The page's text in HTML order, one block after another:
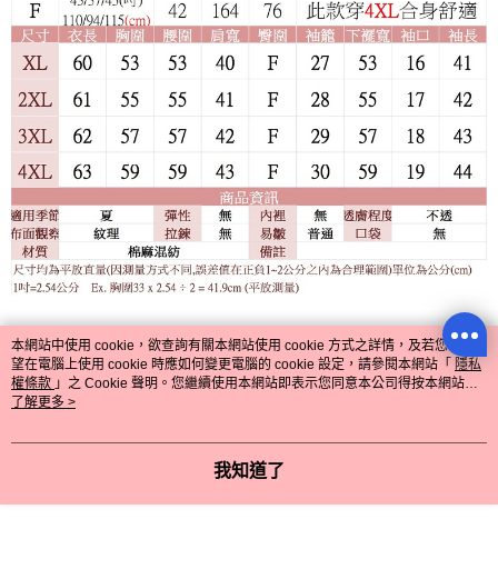
顯示電腦版詳細說明
商品相關分類 (8) 查看全部
本網站中使用 cookie，欲查詢有關本網站使用 cookie 方式之詳情，及若您不希
望在電腦上使用 cookie 時應如何變更電腦的 cookie 設定，請參閱本網站「 隱私
權條款 」之 Cookie 聲明。您繼續使用本網站即表示您同意本公司得按本網站使
用條款之 Cookie 聲明使用 cookie。
了解更多 >
我知道了